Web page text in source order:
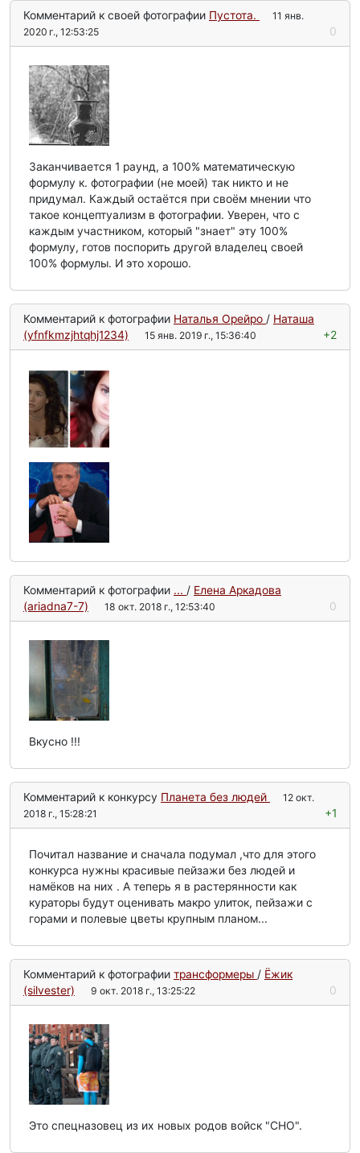
Комментарий к своей фотографии Пустота.
11 янв.
2020 г., 12:53:25
0
Заканчивается 1 раунд, а 100% математическую
формулу к. фотографии (не моей) так никто и не
придумал. Каждый остаётся при своём мнении что
такое концептуализм в фотографии. Уверен, что с
каждым участником, который "знает" эту 100%
формулу, готов поспорить другой владелец своей
100% формулы. И это хорошо.
Комментарий к фотографии Наталья Орейро / Наташа
(yfnfkmzjhtqhj1234)
15 янв. 2019 г., 15:36:40 +2
Комментарий к фотографии ... / Елена Аркадова
(ariadna7-7)
18 окт. 2018 г., 12:53:40 0
Вкусно !!!
Комментарий к конкурсу Планета без людей
12 окт.
2018 г., 15:28:21
+1
Почитал название и сначала подумал ,что для этого
конкурса нужны красивые пейзажи без людей и
намёков на них . А теперь я в растерянности как
кураторы будут оценивать макро улиток, пейзажи с
горами и полевые цветы крупным планом...
Комментарий к фотографии трансформеры / Ёжик
(silvester)
9 окт. 2018 г., 13:25:22 0
Это спецназовец из их новых родов войск "СНО".